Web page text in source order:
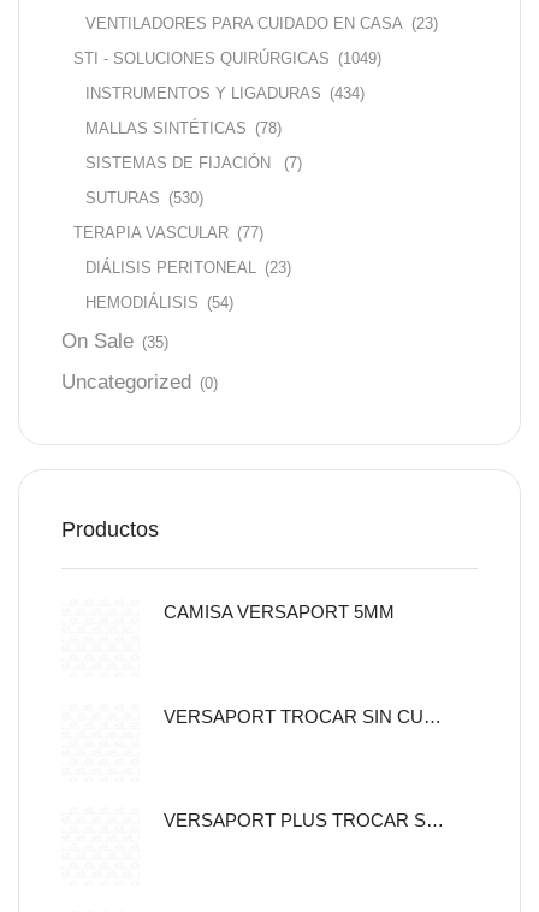
VENTILADORES PARA CUIDADO EN CASA (23)
STI - SOLUCIONES QUIRÚRGICAS (1049)
INSTRUMENTOS Y LIGADURAS (434)
MALLAS SINTÉTICAS (78)
SISTEMAS DE FIJACIÓN
(7)
SUTURAS (530)
TERAPIA VASCULAR (77)
DIÁLISIS PERITONEAL
(23)
HEMODIÁLISIS (54)
On Sale (35)
Uncategorized (0)
Productos
CAMISA VERSAPORT 5MM
VERSAPORT TROCAR SIN CUCHILLA CON CANULA DE FIJACION 5MM
VERSAPORT PLUS TROCAR SIN CUCHILLA CON CANULA DE